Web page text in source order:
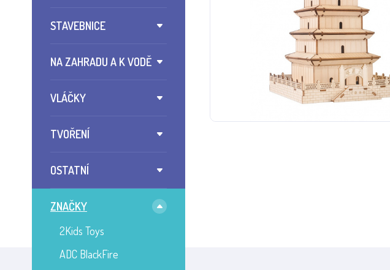
STAVEBNICE
NA ZAHRADU A K VODĚ
VLÁČKY
TVOŘENÍ
OSTATNÍ
ZNAČKY
2Kids Toys
ADC BlackFire